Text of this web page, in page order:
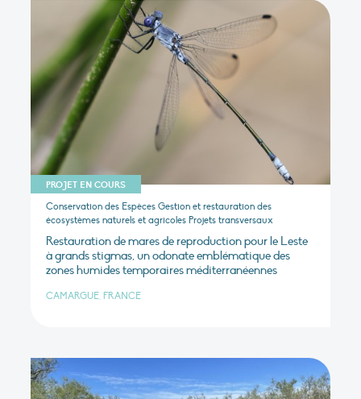
PROJET EN COURS
Conservation des Espèces Gestion et restauration des
écosystèmes naturels et agricoles Projets transversaux
Restauration de mares de reproduction pour le Leste
à grands stigmas, un odonate emblématique des
zones humides temporaires méditerranéennes
CAMARGUE, FRANCE